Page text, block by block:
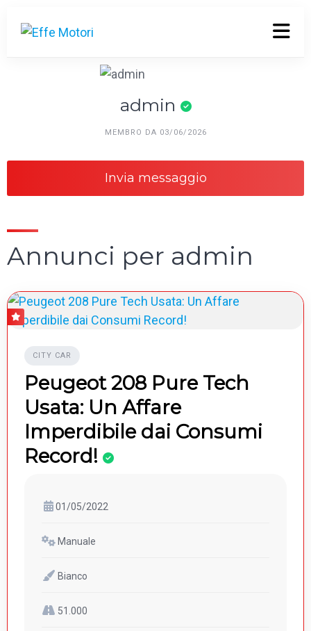
admin
MEMBRO DA 03/06/2026
Invia messaggio
Annunci per admin
CITY CAR
Peugeot 208 Pure Tech
Usata: Un Affare
Imperdibile dai Consumi
Record!
01/05/2022
Manuale
Bianco
51.000